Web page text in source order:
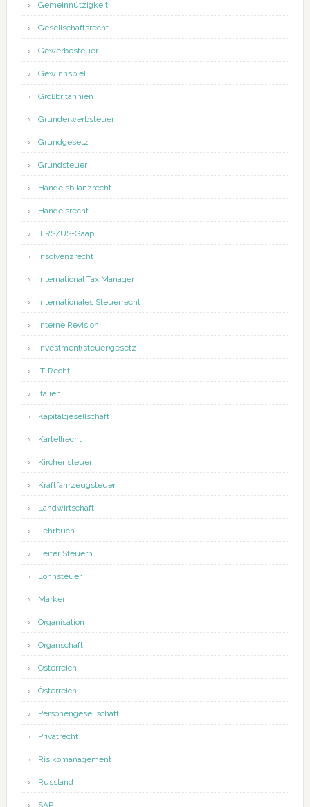
Gemeinnützigkeit
Gesellschaftsrecht
Gewerbesteuer
Gewinnspiel
Großbritannien
Grunderwerbsteuer
Grundgesetz
Grundsteuer
Handelsbilanzrecht
Handelsrecht
IFRS/US-Gaap
Insolvenzrecht
International Tax Manager
Internationales Steuerrecht
Interne Revision
Investment(steuer)gesetz
IT-Recht
Italien
Kapitalgesellschaft
Kartellrecht
Kirchensteuer
Kraftfahrzeugsteuer
Landwirtschaft
Lehrbuch
Leiter Steuern
Lohnsteuer
Marken
Organisation
Organschaft
Österreich
Österreich
Personengesellschaft
Privatrecht
Risikomanagement
Russland